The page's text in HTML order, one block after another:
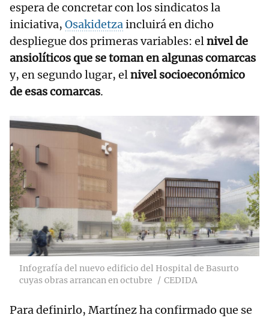
espera de concretar con los sindicatos la
iniciativa, Osakidetzaincluirá en dicho
despliegue dos primeras variables: elnivel de
ansiolíticos que se toman en algunas comarcas
y, en segundo lugar, elnivel socioeconómico
de esas comarcas.
Infografía del nuevo edificio del Hospital de Basurto
cuyas obras arrancan en octubre
CEDIDA
Para definirlo, Martínez ha confirmado que se